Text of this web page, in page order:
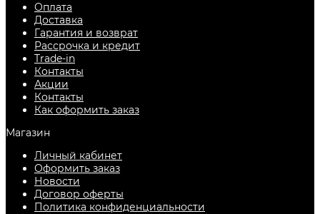
Оплата
Доставка
Гарантия и возврат
Рассрочка и кредит
Trade-in
Контакты
Акции
Контакты
Как оформить заказ
Магазин
Личный кабинет
Оформить заказ
Новости
Договор оферты
Политика конфиденциальности